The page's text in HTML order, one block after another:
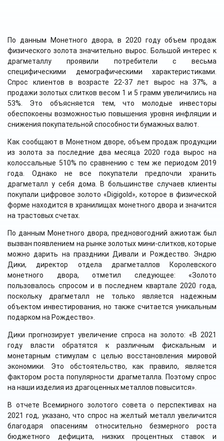
По данным Монетного двора, в 2020 году объем продаж
физического золота значительно вырос. Большой интерес к
драгметаллу проявили потребители с весьма
специфическими демографическими характеристиками.
Спрос клиентов в возрасте 22-37 лет вырос на 37%, а
продажи золотых слитков весом 1 и 5 грамм увеличились на
53%. Это объясняется тем, что молодые инвесторы
обеспокоены возможностью повышения уровня инфляции и
снижения покупательной способности бумажных валют.
Как сообщают в Монетном дворе, объем продаж продукции
из золота за последние два месяца 2020 года вырос на
колоссальные 510% по сравнению с тем же периодом 2019
года. Однако не все покупатели предпочли хранить
драгметалл у себя дома. В большинстве случаев клиенты
покупали цифровое золото «Digigold», которое в физической
форме находится в хранилищах монетного двора и значится
на трастовых счетах.
По данным Монетного двора, предновогодний ажиотаж был
вызван появлением на рынке золотых мини-слитков, которые
можно дарить на праздники Дивали и Рождество. Эндрю
Дики, директор отдела драгметаллов Королевского
монетного двора, отметил следующее: «Золото
пользовалось спросом и в последнем квартале 2020 года,
поскольку драгметалл не только является надежным
объектом инвестирования, но также считается уникальным
подарком на Рождество».
Дики прогнозирует увеличение спроса на золото: «В 2021
году власти обратятся к различным фискальным и
монетарным стимулам с целью восстановления мировой
экономики. Это обстоятельство, как правило, является
фактором роста популярности драгметалла. Поэтому спрос
на наши изделия из драгоценных металлов повысится».
В отчете Всемирного золотого совета о перспективах на
2021 год, указано, что спрос на желтый металл увеличится
благодаря опасениям относительно безмерного роста
бюджетного дефицита, низких процентных ставок и